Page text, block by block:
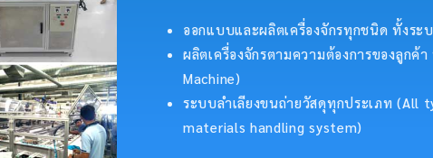
ออกแบบและผลิตเครื่องจักรทุกชนิด ทั้งระ
ผลิตเครื่องจักรตามความต้องการของลูกค้
Machine)
ระบบลำเลียงขนถ่ายวัสดุทุกประเภท (All
materials handling system)